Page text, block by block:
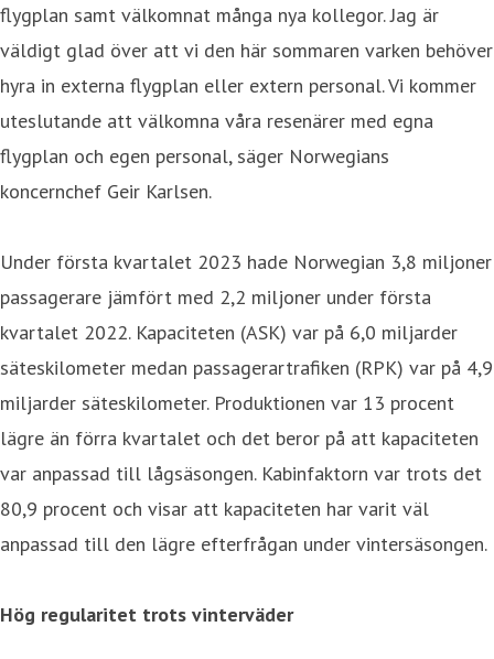
flygplan samt välkomnat många nya kollegor. Jag är
väldigt glad över att vi den här sommaren varken behöver
hyra in externa flygplan eller extern personal. Vi kommer
uteslutande att välkomna våra resenärer med egna
flygplan och egen personal, säger Norwegians
koncernchef Geir Karlsen.
Under första kvartalet 2023 hade Norwegian 3,8 miljoner
passagerare jämfört med 2,2 miljoner under första
kvartalet 2022. Kapaciteten (ASK) var på 6,0 miljarder
säteskilometer medan passagerartrafiken (RPK) var på 4,9
miljarder säteskilometer. Produktionen var 13 procent
lägre än förra kvartalet och det beror på att kapaciteten
var anpassad till lågsäsongen. Kabinfaktorn var trots det
80,9 procent och visar att kapaciteten har varit väl
anpassad till den lägre efterfrågan under vintersäsongen.
Hög regularitet trots vinterväder